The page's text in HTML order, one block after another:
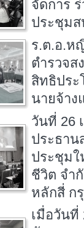
จัดการ
ประชุม
ร.ต.อ.ห
ตำรวจส
สิทธิปร
นายจ้าง
วันที่ 26
ประธา
ประชุม
ชีวิต จำ
หลักสี่ ก
เมื่อวันที่